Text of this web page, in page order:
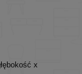
x